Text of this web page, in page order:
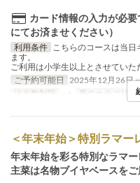
カード情報の入力が必
にてお済ませください）
利用条件
こちらのコースは当
ます。
ご利用は小学生以上とさせていた
ご予約可能日
2025年12月26日
注文数制限
~ 6 席のカテゴリ
＜年末年始＞特別ラマー
年末年始を彩る特別なラマー
主菜は名物ブイヤベースを